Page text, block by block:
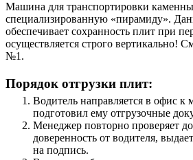
Машина для транспортировки
специализированную «пирамиду».
обеспечивает сохранность плит при
осуществляется строго вертикально!
№1.
Порядок отгрузки плит:
Водитель направляется в офис к
подготовил ему отгрузочные
Менеджер повторно проверяет
доверенность от водителя,
на подпись.